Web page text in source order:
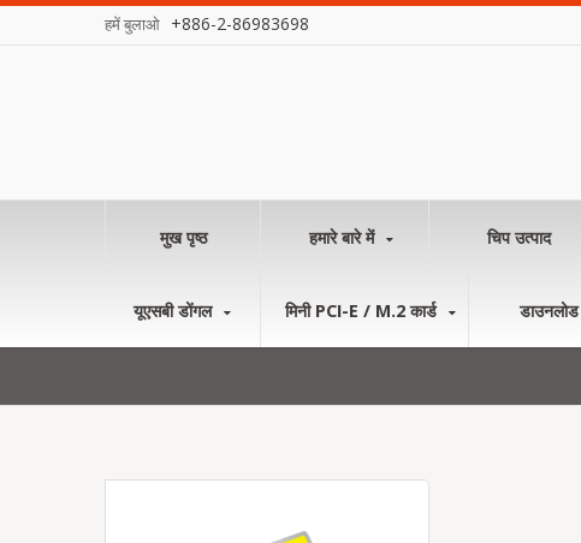
हमें बुलाओ +886-2-86983698
मुख पृष्ठ हमारे बारे में चिप उत्पाद
यूएसबी डोंगल मिनी PCI-E / M.2 कार्ड डाउनलोड